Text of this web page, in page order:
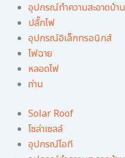
อุปกรณ์ทําความสะอาดบ้าน
ปลั๊กไฟ
อุปกรณ์อิเล็กทรอนิกส์
ไฟฉาย
หลอดไฟ
ถ่าน
Solar Roof
โซล่าเซลล์
อุปกรณ์ไอที